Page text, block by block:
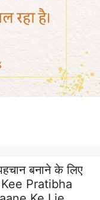
बनाने के लिए
Pratibha